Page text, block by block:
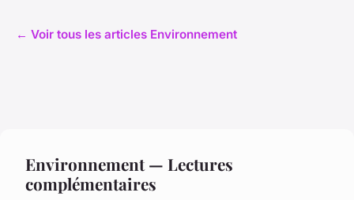
← Voir tous les articles Environnement
Environnement — Lectures
complémentaires